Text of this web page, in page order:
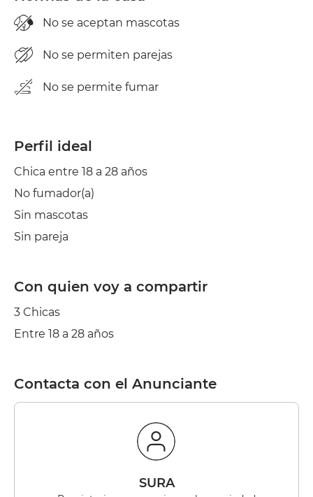
No se aceptan mascotas
No se permiten parejas
No se permite fumar
Perfil ideal
Chica entre 18 a 28 años
No fumador(a)
Sin mascotas
Sin pareja
Con quien voy a compartir
3 Chicas
Entre 18 a 28 años
Contacta con el Anunciante
SURA